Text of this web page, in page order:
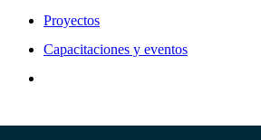
Proyectos
Capacitaciones y eventos